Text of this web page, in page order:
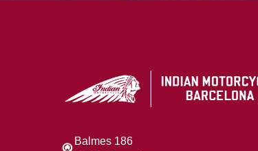
Balmes 186